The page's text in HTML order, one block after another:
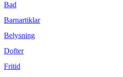
Bad
Barnartiklar
Belysning
Dofter
Fritid